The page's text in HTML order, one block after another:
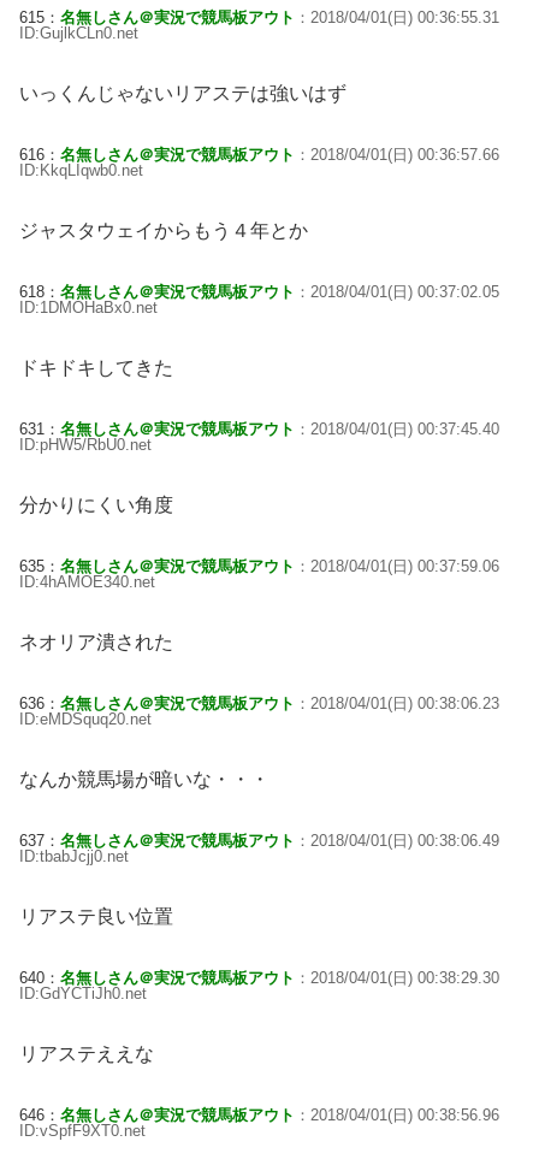
615： 名無しさん＠実況で競馬板アウト ：2018/04/01(日) 00:36:55.31
ID:GujlkCLn0.net
いっくんじゃないリアステは強いはず
616： 名無しさん＠実況で競馬板アウト ：2018/04/01(日) 00:36:57.66
ID:KkqLIqwb0.net
ジャスタウェイからもう４年とか
618： 名無しさん＠実況で競馬板アウト ：2018/04/01(日) 00:37:02.05
ID:1DMOHaBx0.net
ドキドキしてきた
631： 名無しさん＠実況で競馬板アウト ：2018/04/01(日) 00:37:45.40
ID:pHW5/RbU0.net
分かりにくい角度
635： 名無しさん＠実況で競馬板アウト ：2018/04/01(日) 00:37:59.06
ID:4hAMOE340.net
ネオリア潰された
636： 名無しさん＠実況で競馬板アウト ：2018/04/01(日) 00:38:06.23
ID:eMDSquq20.net
なんか競馬場が暗いな・・・
637： 名無しさん＠実況で競馬板アウト ：2018/04/01(日) 00:38:06.49
ID:tbabJcjj0.net
リアステ良い位置
640： 名無しさん＠実況で競馬板アウト ：2018/04/01(日) 00:38:29.30
ID:GdYCTiJh0.net
リアステええな
646： 名無しさん＠実況で競馬板アウト ：2018/04/01(日) 00:38:56.96
ID:vSpfF9XT0.net